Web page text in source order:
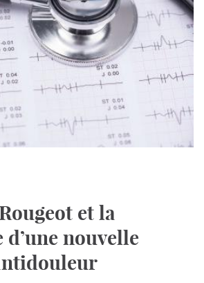
et la
d’une nouvelle